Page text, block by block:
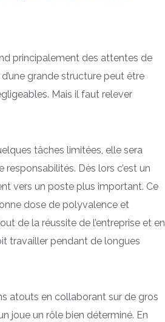
principalement des attentes de
grande structure peut être
Mais il faut relever
tâches limitées, elle sera
Dès lors c’est un
vers un poste plus important. Ce
dose de polyvalence et
de la réussite de l’entreprise et en
travailler pendant de longues
atouts en collaborant sur de gros
joue un rôle bien déterminé. En